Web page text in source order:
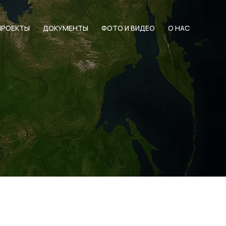
ДОКУМЕНТЫ ФОТО И ВИДЕО О НАС